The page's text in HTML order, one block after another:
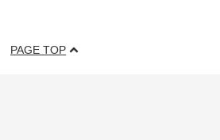
PAGE TOP